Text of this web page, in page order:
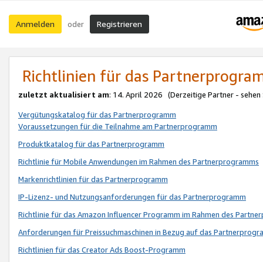
Anmelden oder Registrieren
Richtlinien für das
zuletzt aktualisiert am: 14. April 2026 (Derzeitige Partner - sehen
Vergütungskatalog für das Partnerprogramm
Voraussetzungen für die Teilnahme am Partnerprogramm
Produktkatalog für das Partnerprogramm
Richtlinie für Mobile Anwendungen im Rahmen des Partnerprogramms
Markenrichtlinien für das Partnerprogramm
IP-Lizenz- und Nutzungsanforderungen für das Partnerprogramm
Richtlinie für das Amazon Influencer Programm im Rahmen des
Anforderungen für Preissuchmaschinen in Bezug auf das
Richtlinien für das Creator Ads Boost-Programm